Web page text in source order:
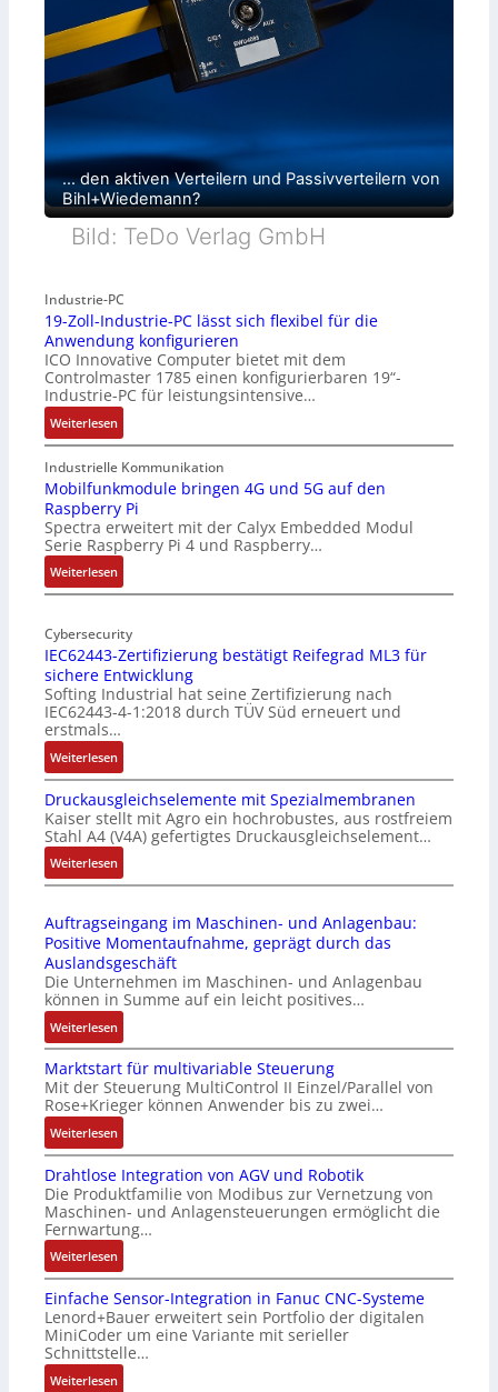
… den aktiven Verteilern und Passivverteilern von
Bihl+Wiedemann?
Bild: TeDo Verlag GmbH
Industrie-PC
19-Zoll-Industrie-PC lässt sich flexibel für die
Anwendung konfigurieren
ICO Innovative Computer bietet mit dem
Controlmaster 1785 einen konfigurierbaren 19“-
Industrie-PC für leistungsintensive…
Weiterlesen:
1
9
-
Z
o
l
l
-
n
d
u
s
t
r
i
e
-
P
C
l
ä
s
t
s
i
c
h
f
l
e
x
i
b
e
l
f
ü
r
i
e
A
n
Industrielle Kommunikation
Mobilfunkmodule bringen 4G und 5G auf den
Raspberry Pi
Spectra erweitert mit der Calyx Embedded Modul
Serie Raspberry Pi 4 und Raspberry…
Weiterlesen:
M
b
i
l
f
u
n
k
m
o
d
u
l
e
r
i
n
g
e
n
G
u
n
d
5
G
a
u
d
n
R
a
Cybersecurity
IEC62443-Zertifizierung bestätigt Reifegrad ML3 für
sichere Entwicklung
Softing Industrial hat seine Zertifizierung nach
IEC62443-4-1:2018 durch TÜV Süd erneuert und
erstmals…
Weiterlesen:
I
E
6
2
4
3
-
Z
e
r
t
i
f
i
z
i
e
u
n
g
b
e
s
t
ä
t
Druckausgleichselemente mit Spezialmembranen
Kaiser stellt mit Agro ein hochrobustes, aus rostfreiem
Stahl A4 (V4A) gefertigtes Druckausgleichselement…
Weiterlesen:
D
u
c
k
a
u
s
g
l
e
i
c
h
e
l
e
m
e
n
t
e
m
Auftragseingang im Maschinen- und Anlagenbau:
Positive Momentaufnahme, geprägt durch das
Auslandsgeschäft
Die Unternehmen im Maschinen- und Anlagenbau
können in Summe auf ein leicht positives…
Weiterlesen:
A
u
f
t
r
a
g
s
e
i
n
g
a
n
g
i
m
Marktstart für multivariable Steuerung
Mit der Steuerung MultiControl II Einzel/Parallel von
Rose+Krieger können Anwender bis zu zwei…
Weiterlesen:
M
a
r
k
t
s
t
a
r
t
f
ü
Drahtlose Integration von AGV und Robotik
Die Produktfamilie von Modibus zur Vernetzung von
Maschinen- und Anlagensteuerungen ermöglicht die
Fernwartung…
Weiterlesen:
D
r
a
h
t
l
Einfache Sensor-Integration in Fanuc CNC-Systeme
Lenord+Bauer erweitert sein Portfolio der digitalen
MiniCoder um eine Variante mit serieller
Schnittstelle…
Weiterlesen: